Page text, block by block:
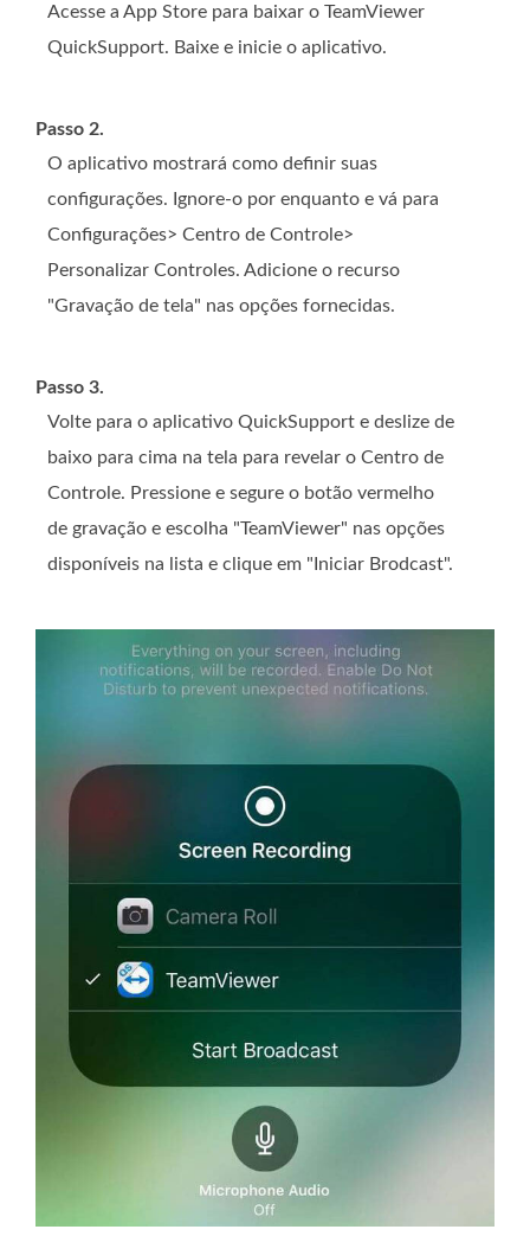
Acesse a App Store para baixar o TeamViewer
QuickSupport. Baixe e inicie o aplicativo.
Passo 2.
O aplicativo mostrará como definir suas
configurações. Ignore-o por enquanto e vá para
Configurações> Centro de Controle>
Personalizar Controles. Adicione o recurso
"Gravação de tela" nas opções fornecidas.
Passo 3.
Volte para o aplicativo QuickSupport e deslize de
baixo para cima na tela para revelar o Centro de
Controle. Pressione e segure o botão vermelho
de gravação e escolha "TeamViewer" nas opções
disponíveis na lista e clique em "Iniciar Brodcast".